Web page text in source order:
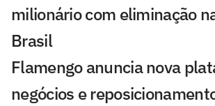
milionário com eliminação
Brasil
Flamengo anuncia nova
negócios e